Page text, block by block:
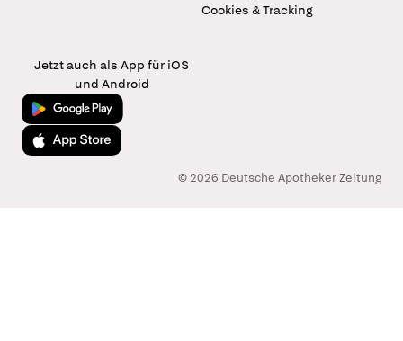
Cookies & Tracking
Jetzt auch als App für iOS
und Android
Jetzt bei Google Play
Laden im App Store
© 2026 Deutsche Apotheker Zeitung